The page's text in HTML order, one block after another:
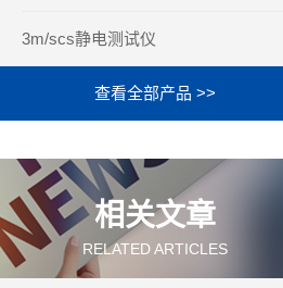
3m/scs静电测试仪
查看全部产品 >>
相关文章
RELATED ARTICLES